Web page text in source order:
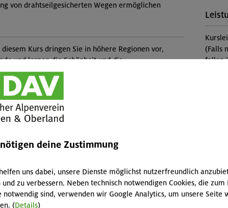
von drahtseilgesicherten Wegen ermöglichen
Kurs dringen Sie in höhere Regionen vor,
und lernen die Schönheit und die
elementare Klettertechniken, Begehen von
von Stürzen im Firn, Orientierung,
behelfsmäßige Bergrettung, Umwelt- und
(Falls
fallen
Franz-
deine Zustimmung
uns dabei, unsere Dienste möglichst nutzerfreundlich
und zu verbessern. Neben technisch notwendigen Cookies, die zum
notwendig sind, verwenden wir Google Analytics, um unsere Seite
(Details)